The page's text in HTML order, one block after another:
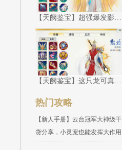
【天阙鉴宝】超强爆发影刹应战！
【天阙鉴宝】这只龙可真是霸道不讲理！
热门攻略
【新人手册】云台冠军大神级干
货分享，小灵宠也能发挥大作用